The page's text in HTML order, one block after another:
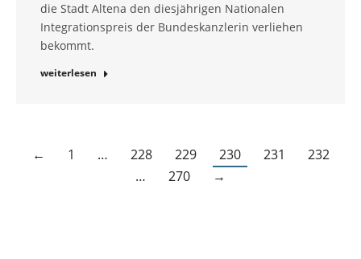
die Stadt Altena den diesjährigen Nationalen
Integrationspreis der Bundeskanzlerin verliehen
bekommt.
weiterlesen
← 1 … 228 229 230 231
232
…
270 →